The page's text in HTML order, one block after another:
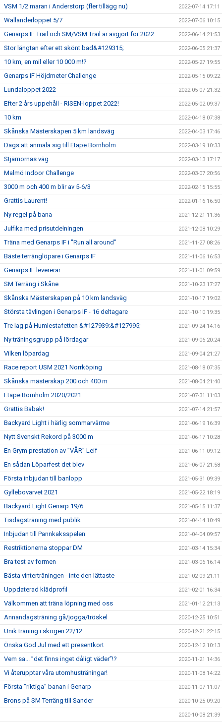
VSM 1/2 maran i Anderstorp (fler tillägg nu) 2022-07-14 17:11
Wallanderloppet 5/7 2022-07-06 10:15
Genarps IF Trail och SM/VSM Trail är avgjort för 2022 2022-06-14 21:53
Stor längtan efter ett skönt bad&#129315; 2022-06-05 21:37
10 km, en mil eller 10 000 m!? 2022-05-27 19:55
Genarps IF Höjdmeter Challenge 2022-05-15 09:22
Lundaloppet 2022 2022-05-07 21:32
Efter 2 års uppehåll - RISEN-loppet 2022! 2022-05-02 09:37
10 km 2022-04-18 07:38
Skånska Mästerskapen 5 km landsväg 2022-04-03 17:46
Dags att anmäla sig till Etape Bornholm 2022-03-19 10:33
Stjärnornas väg 2022-03-13 17:17
Malmö Indoor Challenge 2022-03-07 20:56
3000 m och 400 m blir av 5-6/3 2022-02-15 15:55
Grattis Laurent! 2022-01-16 16:50
Ny regel på bana 2021-12-21 11:36
Julfika med prisutdelningen 2021-12-08 10:29
Träna med Genarps IF i "Run all around" 2021-11-27 08:26
Bäste terränglöpare i Genarps IF 2021-11-06 16:53
Genarps IF levererar 2021-11-01 09:59
SM Terräng i Skåne 2021-10-23 17:27
Skånska Mästerskapen på 10 km landsväg 2021-10-17 19:02
Största tävlingen i Genarps IF - 16 deltagare 2021-10-10 19:35
Tre lag på Humlestafetten &#127939;&#127995; 2021-09-24 14:16
Ny träningsgrupp på lördagar 2021-09-06 20:24
Vilken löpardag 2021-09-04 21:27
Race report USM 2021 Norrköping 2021-08-18 07:35
Skånska mästerskap 200 och 400 m 2021-08-04 21:40
Etape Bornholm 2020/2021 2021-07-31 11:03
Grattis Babak! 2021-07-14 21:57
Backyard Light i härlig sommarvärme 2021-06-19 16:39
Nytt Svenskt Rekord på 3000 m 2021-06-17 10:28
En Grym prestation av ”VÅR” Leif 2021-06-11 09:12
En sådan Löparfest det blev 2021-06-07 21:58
Första inbjudan till banlopp 2021-05-31 09:39
Gyllebovarvet 2021 2021-05-22 18:19
Backyard Light Genarp 19/6 2021-05-15 11:37
Tisdagsträning med publik 2021-04-14 10:49
Inbjudan till Pannkaksspelen 2021-04-04 09:57
Restriktionerna stoppar DM 2021-03-14 15:34
Bra test av formen 2021-03-06 16:14
Bästa vinterträningen - inte den lättaste 2021-02-09 21:11
Uppdaterad klädprofil 2021-02-01 16:34
Välkommen att träna löpning med oss 2021-01-12 21:13
Annandagsträning gå/jogga/tröskel 2020-12-25 10:51
Unik träning i skogen 22/12 2020-12-21 22:15
Önska God Jul med ett presentkort 2020-12-12 10:13
Vem sa... ”det finns inget dåligt väder”!? 2020-11-21 14:36
Vi återupptar våra utomhusträningar! 2020-11-08 14:22
Första ”riktiga” banan i Genarp 2020-11-07 11:07
Brons på SM Terräng till Sander 2020-10-25 09:20
2020-10-08 21:39